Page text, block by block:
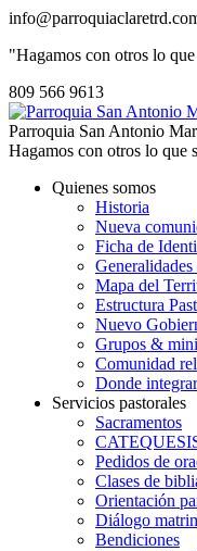
"Hagamos con otros lo
809 566 9613
Parroquia San Antonio
Hagamos con otros lo que
Quienes somos
Historia
Nueva
Ficha de
Mapa del
Estructura
Nuevo
Grupos &
Comunidad
Donde
Servicios pastorales
Sacramentos
Pedidos de
Clases de
Orientación
Diálogo
Bendiciones